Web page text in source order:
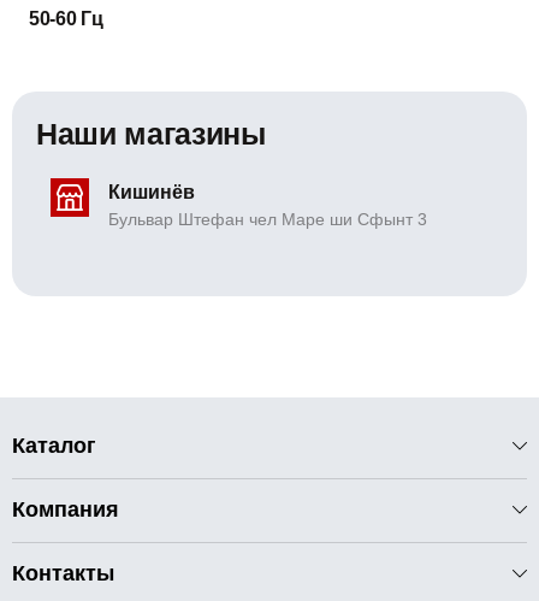
50-60 Гц
Наши магазины
Кишинёв
Бульвар Штефан чел Маре ши Сфынт 3
Каталог
Компания
Контакты